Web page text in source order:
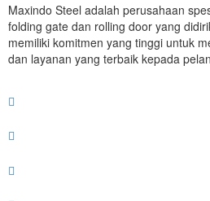
Maxindo Steel adalah perusahaan
folding gate dan rolling door yang
memiliki komitmen yang tinggi untuk
dan layanan yang terbaik kepada